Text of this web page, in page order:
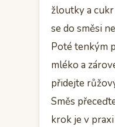
žloutky a
se do směsi
Poté tenkým
mléko a
přidejte
Směs
krok je v